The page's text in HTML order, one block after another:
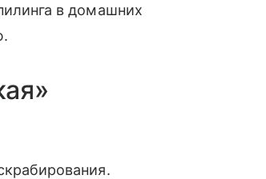
в домашних